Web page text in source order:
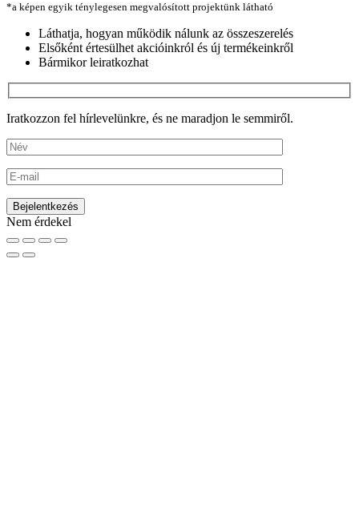
*a képen egyik ténylegesen megvalósított projektünk látható
Láthatja, hogyan működik nálunk az összeszerelés
Elsőként értesülhet akcióinkról és új termékeinkről
Bármikor leiratkozhat
Iratkozzon fel hírlevelünkre, és ne maradjon le semmiről.
Nem érdekel